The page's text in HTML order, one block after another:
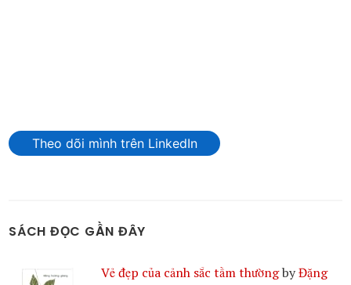
Theo dõi mình trên LinkedIn
SÁCH ĐỌC GẦN ĐÂY
Vẻ đẹp của cảnh sắc tầm thườngbyĐặng